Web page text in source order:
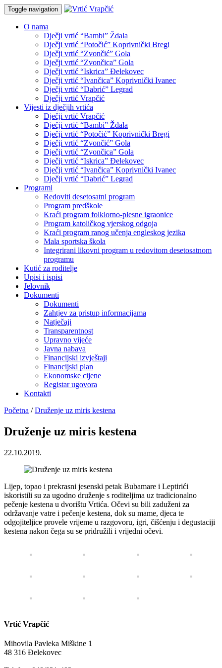
Toggle navigation
O nama
Dječji vrtić “Bambi” Ždala
Dječji vrtić “Potočić” Koprivnički Bregi
Dječji vrtić “Zvončić” Gola
Dječji vrtić “Zvončica” Gola
Dječji vrtić “Iskrica” Đelekovec
Dječji vrtić “Ivančica” Koprivnički Ivanec
Dječji vrtić “Dabrić” Legrad
Dječji vrtić Vrapčić
Vijesti iz dječjih vrtića
Dječji vrtić Vrapčić
Dječji vrtić “Bambi” Ždala
Dječji vrtić “Potočić” Koprivnički Bregi
Dječji vrtić “Zvončić” Gola
Dječji vrtić “Zvončica” Gola
Dječji vrtić “Iskrica” Đelekovec
Dječji vrtić “Ivančica” Koprivnički Ivanec
Dječji vrtić “Dabrić” Legrad
Programi
Redoviti desetosatni program
Program predškole
Kraći program folklorno-plesne igraonice
Program katoličkog vjerskog odgoja
Kraći program ranog učenja engleskog jezika
Mala sportska škola
Integrirani likovni program u redovitom desetosatnom
programu
Kutić za roditelje
Upisi i ispisi
Jelovnik
Dokumenti
Dokumenti
Zahtjev za pristup informacijama
Natječaji
Transparentnost
Upravno vijeće
Javna nabava
Financijski izvještaji
Financijski plan
Ekonomske cijene
Registar ugovora
Kontakti
Početna / Druženje uz miris kestena
Druženje uz miris kestena
22.10.2019.
Lijep, topao i prekrasni jesenski petak Bubamare i Leptirići
iskoristili su za ugodno druženje s roditeljima uz tradicionalno
pečenje kestena u dvorištu Vrtića. Očevi su bili zaduženi za
održavanje vatre i pečenje kestena, dok su mame, djeca te
odgojiteljice provele vrijeme u razgovoru, igri, čišćenju i degustaciji
kestena nakon čega su se pridružili i vrijedni očevi.
Vrtić Vrapčić
Mihovila Pavleka Miškine 1
48 316 Đelekovec